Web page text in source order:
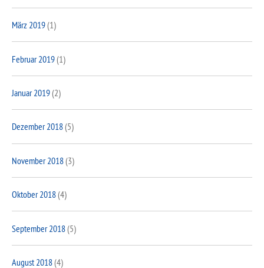
März 2019(1)
Februar 2019(1)
Januar 2019(2)
Dezember 2018(5)
November 2018(3)
Oktober 2018(4)
September 2018(5)
August 2018(4)